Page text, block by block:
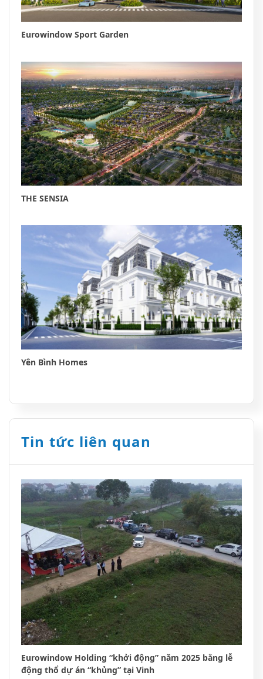
Eurowindow Sport Garden
THE SENSIA
Yên Bình Homes
Tin tức liên quan
Eurowindow Holding “khởi động” năm 2025 bằng lễ
động thổ dự án “khủng” tại Vinh